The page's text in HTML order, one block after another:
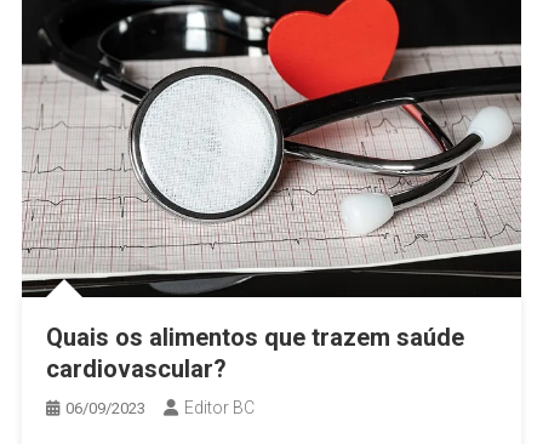
Quais os alimentos que trazem saúde
cardiovascular?
06/09/2023 Editor BC